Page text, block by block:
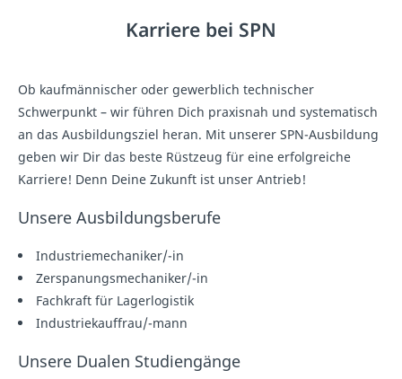
Karriere bei SPN
Ob kaufmännischer oder gewerblich technischer
Schwerpunkt – wir führen Dich praxisnah und systematisch
an das Ausbildungsziel heran. Mit unserer SPN-Ausbildung
geben wir Dir das beste Rüstzeug für eine erfolgreiche
Karriere! Denn Deine Zukunft ist unser Antrieb!
Unsere Ausbildungsberufe
Industriemechaniker/-in
Zerspanungsmechaniker/-in
Fachkraft für Lagerlogistik
Industriekauffrau/-mann
Unsere Dualen Studiengänge